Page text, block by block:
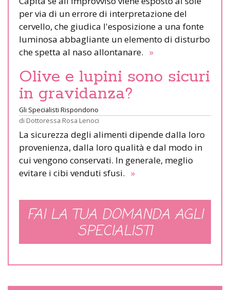
per via di un errore di interpretazione del
cervello, che giudica l'esposizione a una fonte
luminosa abbagliante un elemento di disturbo
che spetta al naso allontanare. »
Olive e lupini sono sicuri
in gravidanza?
Gli Specialisti Rispondono
di Dottoressa Rosa Lenoci
La sicurezza degli alimenti dipende dalla loro
provenienza, dalla loro qualità e dal modo in
cui vengono conservati. In generale, meglio
evitare i cibi venduti sfusi. »
FAI LA TUA DOMANDA AGLI
SPECIALISTI